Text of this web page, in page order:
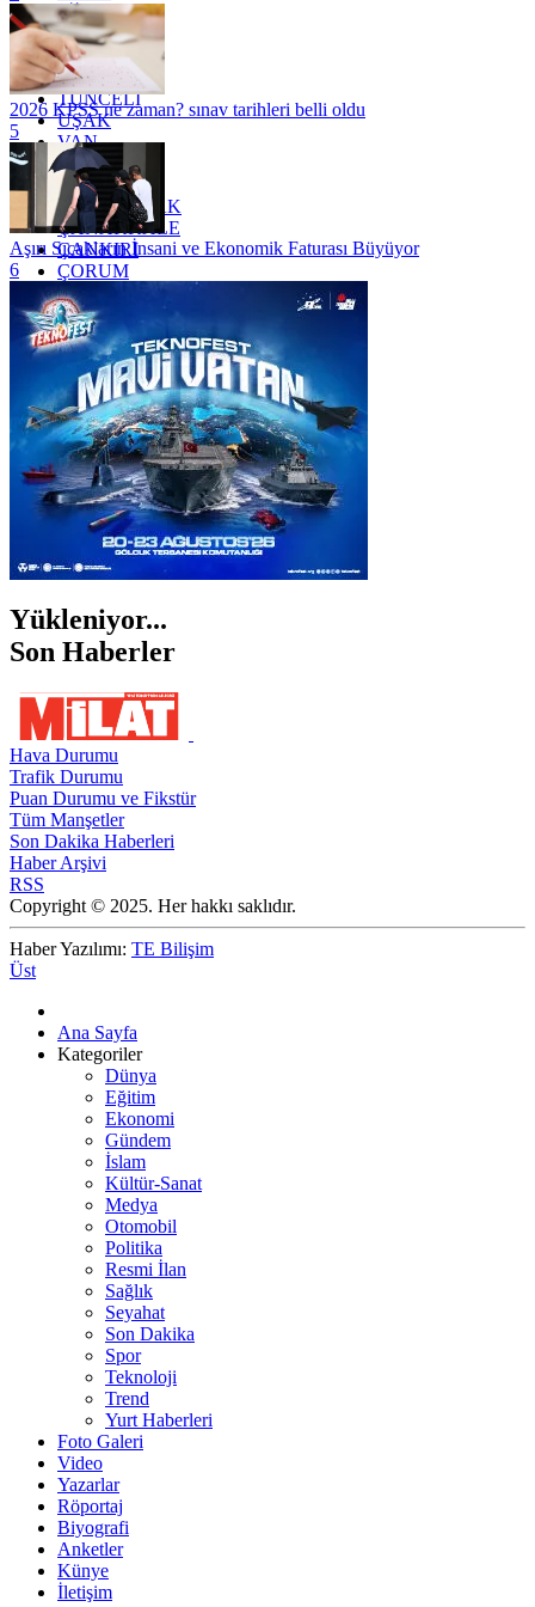
SİİRT
TEKİRDAĞ
TOKAT
TRABZON
TUNCELİ
UŞAK
VAN
YALOVA
YOZGAT
ZONGULDAK
ÇANAKKALE
ÇANKIRI
ÇORUM
İSTANBUL
İZMİR
ŞANLIURFA
ŞIRNAK
2026 KPSS ne zaman? sınav tarihleri belli oldu
5
Aşırı Sıcakların İnsani ve Ekonomik Faturası Büyüyor
6
Yükleniyor...
Son Haberler
Hava Durumu
Trafik Durumu
Puan Durumu ve Fikstür
Tüm Manşetler
Son Dakika Haberleri
Haber Arşivi
RSS
Copyright © 2025. Her hakkı saklıdır.
Haber Yazılımı: TE Bilişim
Üst
Ana Sayfa
Kategoriler
Dünya
Eğitim
Ekonomi
Gündem
İslam
Kültür-Sanat
Medya
Otomobil
Politika
Resmi İlan
Sağlık
Seyahat
Son Dakika
Spor
Teknoloji
Trend
Yurt Haberleri
Foto Galeri
Video
Yazarlar
Röportaj
Biyografi
Anketler
Künye
İletişim